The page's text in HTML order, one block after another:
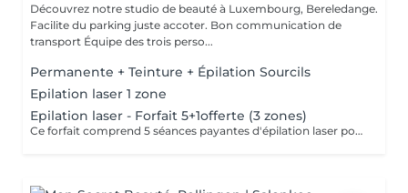
Découvrez notre studio de beauté à Luxembourg, Bereledange.
Facilite du parking juste accoter. Bon communication de
transport Équipe des trois perso...
Permanente + Teinture + Épilation Sourcils
Epilation laser 1 zone
Epilation laser - Forfait 5+1offerte (3 zones)
Ce forfait comprend 5 séances payantes d'épilation laser pour 3 zones. La 6e séance est offerte. Le forfait doit être réglé à l'avance et n'est pas remboursable. Les séances sont à planifier selon les disponibilités.